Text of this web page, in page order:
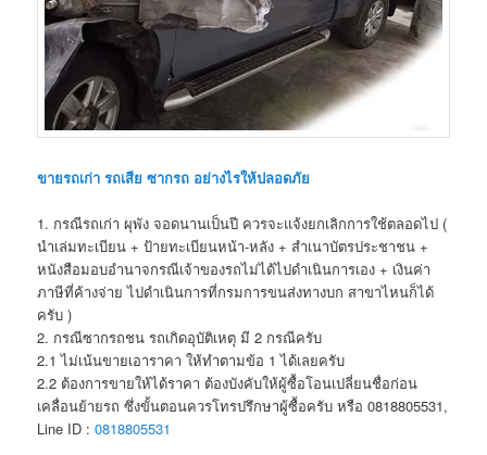
ขายรถเก่า รถเสีย ซากรถ อย่างไรให้ปลอดภัย
1. กรณีรถเก่า ผุพัง จอดนานเป็นปี ควรจะแจ้งยกเลิกการใช้ตลอดไป (
นำเล่มทะเบียน + ป้ายทะเบียนหน้า-หลัง + สำเนาบัตรประชาชน +
หนังสือมอบอำนาจกรณีเจ้าของรถไม่ได้ไปดำเนินการเอง + เงินค่า
ภาษีที่ค้างจ่าย ไปดำเนินการที่กรมการขนส่งทางบก สาขาไหนก็ได้
ครับ )
2. กรณีซากรถชน รถเกิดอุบัติเหตุ มี 2 กรณีครับ
2.1 ไม่เน้นขายเอาราคา ให้ทำตามข้อ 1 ได้เลยครับ
2.2 ต้องการขายให้ได้ราคา ต้องบังคับให้ผู้ซื้อโอนเปลี่ยนชื่อก่อน
เคลื่อนย้ายรถ ซึ่งขั้นตอนควรโทรปรึกษาผู้ซื้อครับ หรือ 0818805531,
Line ID :0818805531